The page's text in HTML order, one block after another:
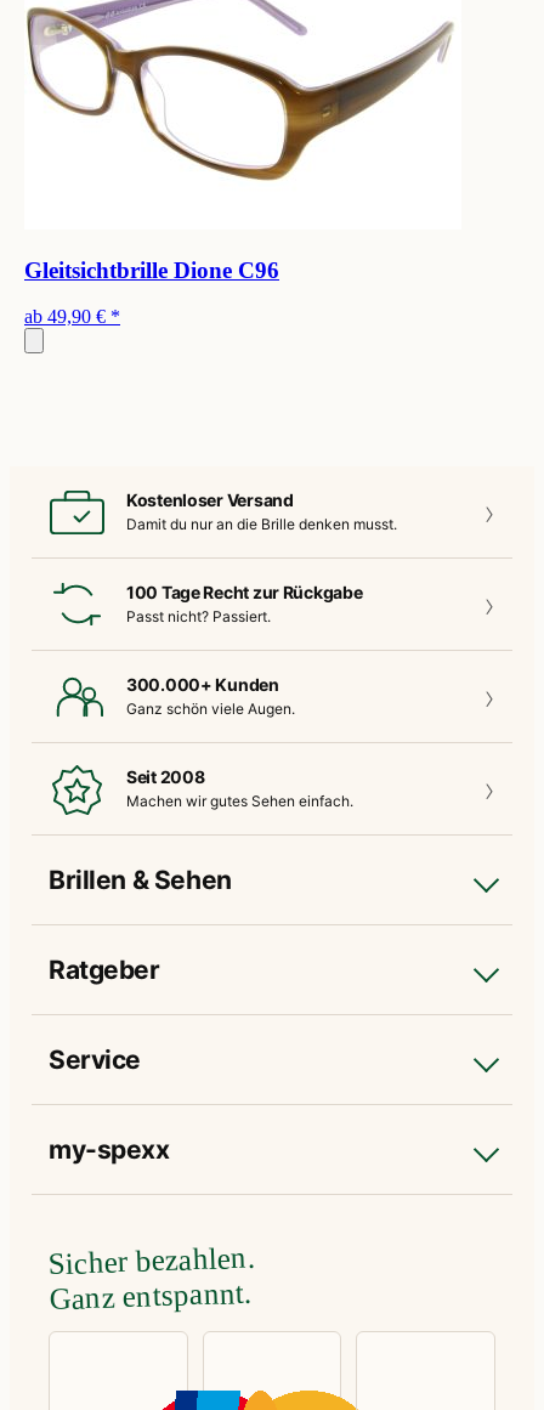
Gleitsichtbrille Dione C96
ab 49,90 € *
Kostenloser Versand
Damit du nur an die Brille denken musst.
100 Tage Recht zur Rückgabe
Passt nicht? Passiert.
300.000+ Kunden
Ganz schön viele Augen.
Seit 2008
Machen wir gutes Sehen einfach.
Brillen & Sehen
Ratgeber
Service
my-spexx
Sicher bezahlen.
Ganz entspannt.